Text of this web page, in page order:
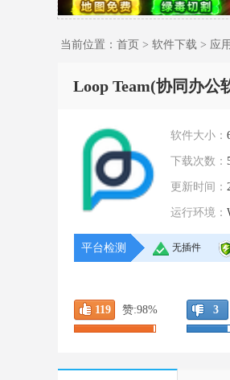
当前位置： 首页 > 软件下载 > 应
Loop Team(协同办公
软件大小：
下载次数：
更新时间：
运行环境：
平台检测 无插件
119 赞:98% 3